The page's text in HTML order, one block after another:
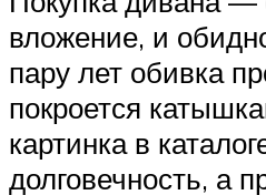
вложение, и
пару лет обивка
покроется
картинка в
долговечность, а